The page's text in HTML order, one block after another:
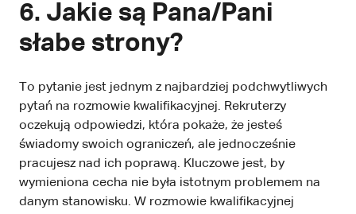
6. Jakie są Pana/Pani
słabe strony?
To pytanie jest jednym z najbardziej podchwytliwych
pytań na rozmowie kwalifikacyjnej. Rekruterzy
oczekują odpowiedzi, która pokaże, że jesteś
świadomy swoich ograniczeń, ale jednocześnie
pracujesz nad ich poprawą. Kluczowe jest, by
wymieniona cecha nie była istotnym problemem na
danym stanowisku. W rozmowie kwalifikacyjnej